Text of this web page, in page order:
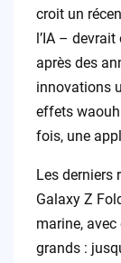
croit un
l’IA –
après des
innovations
effets waouh
fois, une
Les derniers
Galaxy Z
marine,
grands :